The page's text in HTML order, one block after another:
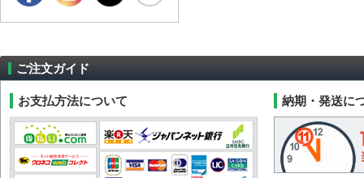
ご注文ガイド
お支払方法について 納期・発送に